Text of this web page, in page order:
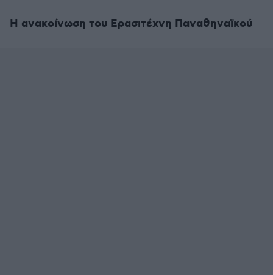
Η ανακοίνωση του Ερασιτέχνη Παναθηναϊκού